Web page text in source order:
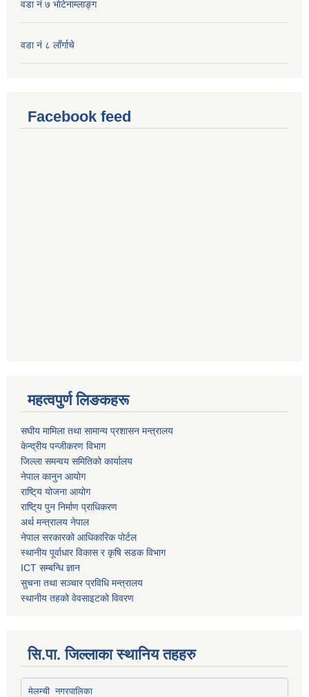
वडा नं ७ भाेटेनाम्लाङ्ग
वडा नं ८ लाँर्गाचे
Facebook feed
महत्वपुर्ण लिङकहरू
स‌घीय मामिला तथा सामान्य प्रशासन मन्त्रालय
केन्द्रीय पन्जीकरण विभाग
जिल्ला समन्वय समितिको कार्यालय
नेपाल कानुन आयोग
राष्टि्य योजना आयोग
राष्टि्य पुन निर्माण प्राधिकरण
अर्थ मन्त्रालय नेपाल
नेपाल सरकारको आधिकारिक पोर्टल
स्थानीय पूर्वाधार विकास र कृषि सडक विभाग
ICT सम्बन्धि ज्ञान
सुचना तथा सञ्चार प्रविधि मन्त्रालय
स्थानीय तहको वेवसाइटको विवरण
सि.पा. जिल्लाका स्थानिय तहहरु
मेलम्ची नगरपालिका